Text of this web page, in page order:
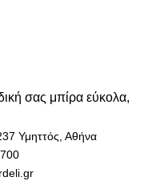
σας μπίρα εύκολα,
Υμηττός, Αθήνα